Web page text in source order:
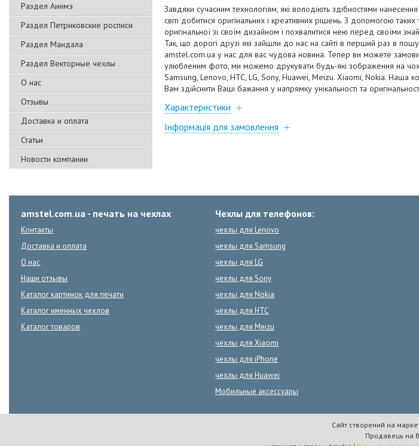
Раздел Анимэ
Раздел Петриковские росписи
Раздел Мандала
Раздел Векторные чехлы
О нас
Отзывы
Доставка и оплата
Статьи
Новости компании
Завдяки сучасним технологіям, які володіють здібностями
світі добитися оригінальних і креативних рішень. З допомогою
оригінальної зі своїм дизайном і похвалитися нею перед своїми
Так, що дорогі друзі які зайшли до нас на сайті в перший раз в
amstel.com.ua у нас для вас чудова новина. Тепер ви можете
улюбленим фото, ми можемо друкувати будь-які зображення на
Samsung, Lenovo, HTC, LG, Sony, Huawei, Meizu. Xiaomi, Nokia. Наша
Вам здійснити Ваші бажання у напрямку унікальності та
Характеристики
Інформація для замовлення
amstel.com.ua - печать на чехлах
Контакты
Доставка и оплата
О нас
Наши отзывы
Каталог картинок для печати
Каталог именных чехлов
Каталог товаров
Чехлы для телефонов:
чехлы для Lenovo
чехлы для Samsung
чехлы для LG
чехлы для Sony
чехлы для Nokia
чехлы для HTC
чехлы для Meizu
чехлы для Xiaomi
чехлы для iPhone
чехлы для Huawei
Мобильные аксессуары
Сайт створений на
Продавець на